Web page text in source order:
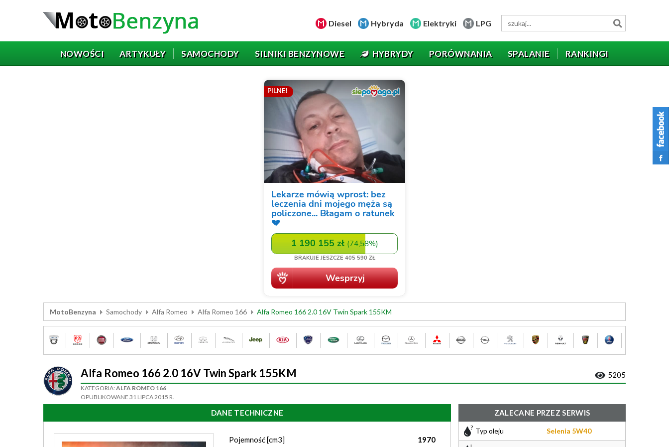
Diesel Hybryda Elektryki LPG
NOWOŚCI ARTYKUŁY SAMOCHODY SILNIKI BENZYNOWE HYBRYDY PORÓWNANIA SPALANIE RANKINGI
MotoBenzyna Samochody Alfa Romeo Alfa Romeo 166 Alfa Romeo 166 2.0 16V Twin Spark 155KM
Alfa Romeo 166 2.0 16V Twin Spark 155KM 5205
KATEGORIA: ALFA ROMEO 166
OPUBLIKOWANE 31 LIPCA 2015 R.
DANE TECHNICZNE
Pojemność [cm3]
1970
ZALECANE PRZEZ SERWIS
Typ oleju Selenia 5W40